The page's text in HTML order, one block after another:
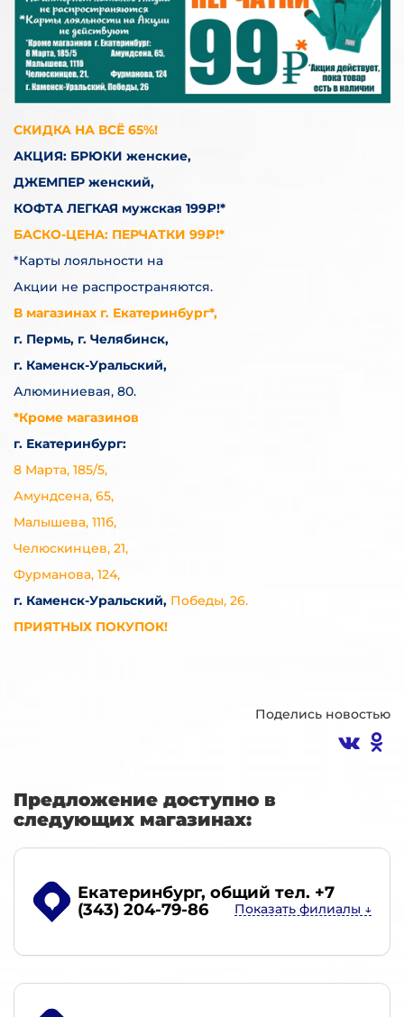
СКИДКА НА ВСЁ 65%!
АКЦИЯ: БРЮКИ женские,
ДЖЕМПЕР женский,
КОФТА ЛЕГКАЯ мужская 199₽!*
БАСКО-ЦЕНА: ПЕРЧАТКИ 99₽!*
*Карты лояльности на
Акции не распространяются.
В магазинах г. Екатеринбург*,
г. Пермь, г. Челябинск,
г. Каменск-Уральский,
Алюминиевая, 80.
*Кроме магазинов
г. Екатеринбург:
8 Марта, 185/5,
Амундсена, 65,
Малышева, 111б,
Челюскинцев, 21,
Фурманова, 124,
г. Каменск-Уральский, Победы, 26.
ПРИЯТНЫХ ПОКУПОК!
Поделись новостью
Предложение доступно в
следующих магазинах:
Екатеринбург, общий тел. +7
(343) 204-79-86